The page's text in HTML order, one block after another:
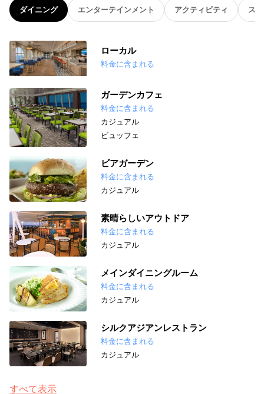
ダイニング エンターテインメント アクティビティ ス
ローカル
料金に含まれる
ガーデンカフェ
料金に含まれる
カジュアル
ビュッフェ
ビアガーデン
料金に含まれる
カジュアル
素晴らしいアウトドア
料金に含まれる
カジュアル
メインダイニングルーム
料金に含まれる
カジュアル
シルクアジアンレストラン
料金に含まれる
カジュアル
すべて表示